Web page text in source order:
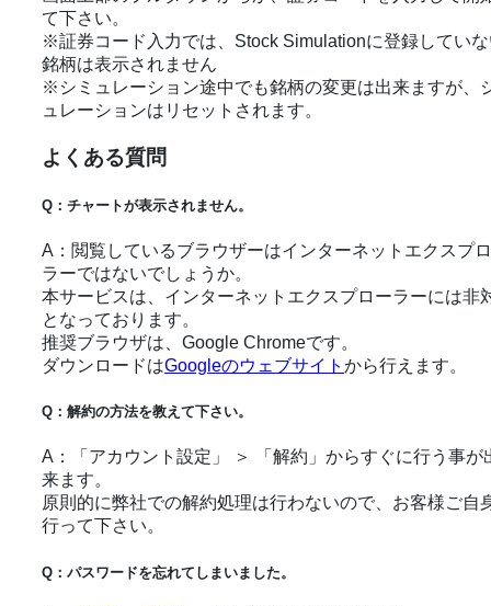
て下さい。
※証券コード入力では、Stock Simulationに登録してい
銘柄は表示されません
※シミュレーション途中でも銘柄の変更は出来ますが、
ュレーションはリセットされます。
よくある質問
Q：チャートが表示されません。
A：閲覧しているブラウザーはインターネットエクスプ
ラーではないでしょうか。
本サービスは、 インターネットエクスプローラーには非
となっております。
推奨ブラウザは、Google Chromeです。
ダウンロードはGoogleのウェブサイト から行えます。
Q：解約の方法を教えて下さい。
A：「アカウント設定」 ＞ 「解約」からすぐに行う事が
来ます。
原則的に弊社での解約処理は行わないので、お客様ご自
行って下さい。
Q：パスワードを忘れてしまいました。